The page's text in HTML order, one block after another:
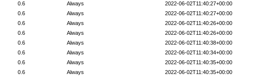
2022-06-02T11:40:27+00:00
Always
0.6
2022-06-02T11:40:27+00:00
Always
0.6
2022-06-02T11:40:26+00:00
Always
0.6
2022-06-02T11:40:26+00:00
Always
0.6
2022-06-02T11:40:38+00:00
Always
0.6
2022-06-02T11:40:34+00:00
Always
0.6
2022-06-02T11:40:35+00:00
Always
0.6
2022-06-02T11:40:35+00:00
Always
0.6